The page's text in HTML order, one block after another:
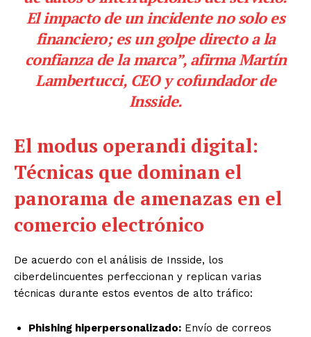
El impacto de un incidente no solo es
financiero; es un golpe directo a la
confianza de la marca”, afirma Martín
Lambertucci, CEO y cofundador de
Insside.
El modus operandi digital:
Técnicas que dominan el
panorama de amenazas en el
comercio electrónico
De acuerdo con el análisis de Insside, los
ciberdelincuentes perfeccionan y replican varias
técnicas durante estos eventos de alto tráfico:
Phishing hiperpersonalizado: Envío de correos